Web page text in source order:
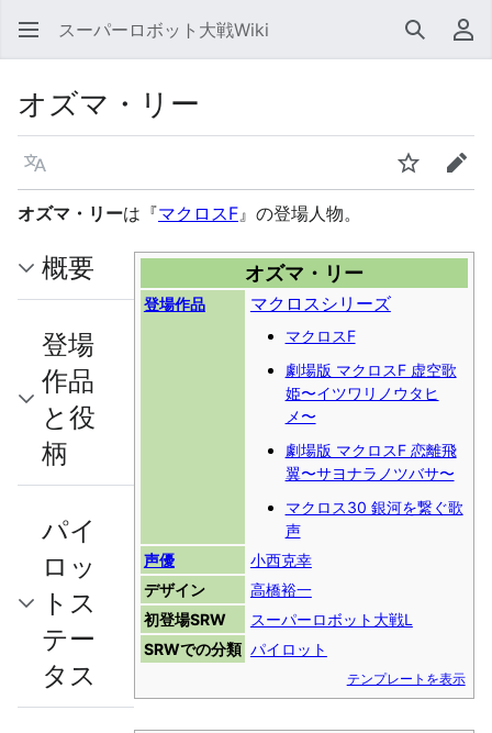
スーパーロボット大戦Wiki 検索 利
オズマ・リー
言語 ウォッチ編集
オズマ・リーは『マクロスF』の登場人物。
オズマ・リー
登場作品 マクロスシリーズ
マクロスF
劇場版 マクロスF 虚空歌
姫〜イツワリノウタヒ
メ〜
劇場版 マクロスF 恋離飛
翼〜サヨナラノツバサ〜
マクロス30 銀河を繋ぐ歌
声
声優
小西克幸
デザイン
高橋裕一
初登場SRW
スーパーロボット大戦L
SRWでの分類 パイロット
テンプレートを表示
概要
登場
作品
と役
柄
パイ
ロッ
トス
テー
タス